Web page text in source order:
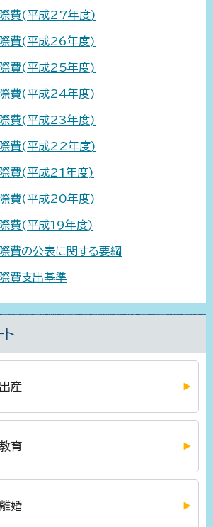
際費(平成27年度)
費(平成26年度)
費(平成25年度)
費(平成24年度)
費(平成23年度)
際費(平成22年度)
費(平成21年度)
費(平成20年度)
費(平成19年度)
費の公表に関する要綱
費支出基準
産
育
婚